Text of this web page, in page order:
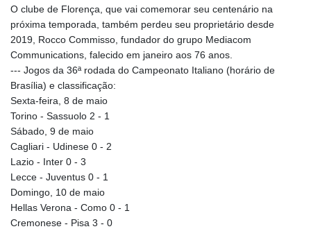
O clube de Florença, que vai comemorar seu centenário na
próxima temporada, também perdeu seu proprietário desde
2019, Rocco Commisso, fundador do grupo Mediacom
Communications, falecido em janeiro aos 76 anos.
--- Jogos da 36ª rodada do Campeonato Italiano (horário de
Brasília) e classificação:
Sexta-feira, 8 de maio
Torino - Sassuolo 2 - 1
Sábado, 9 de maio
Cagliari - Udinese 0 - 2
Lazio - Inter 0 - 3
Lecce - Juventus 0 - 1
Domingo, 10 de maio
Hellas Verona - Como 0 - 1
Cremonese - Pisa 3 - 0